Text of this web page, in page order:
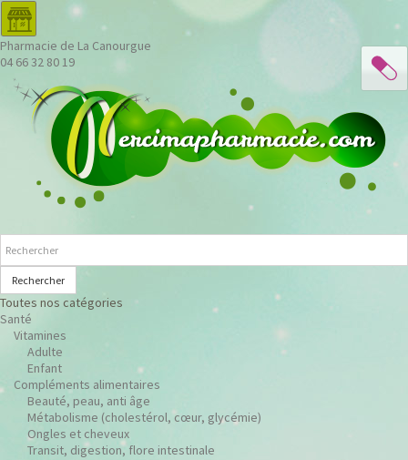
Pharmacie de La Canourgue
04 66 32 80 19
Rechercher
Toutes nos catégories
Santé
Vitamines
Adulte
Enfant
Compléments alimentaires
Beauté, peau, anti âge
Métabolisme (cholestérol, cœur, glycémie)
Ongles et cheveux
Transit, digestion, flore intestinale